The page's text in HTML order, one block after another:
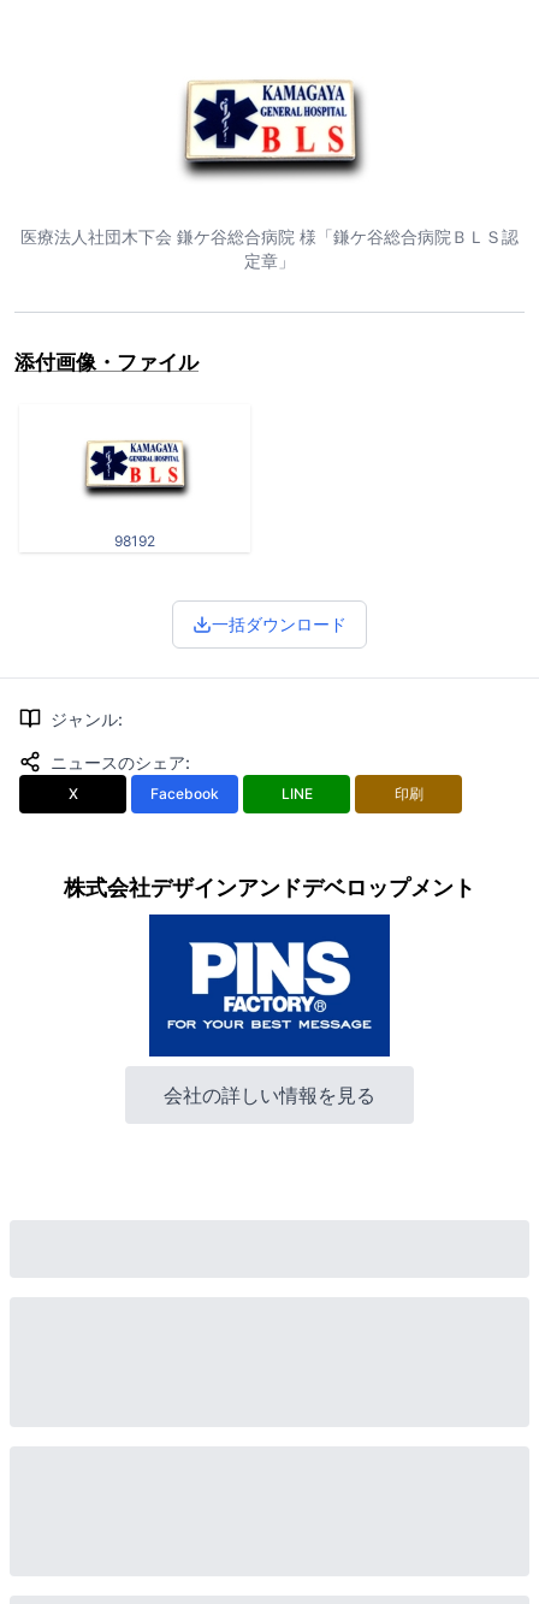
医療法人社団木下会 鎌ケ谷総合病院 様「鎌ケ谷総合病院ＢＬＳ認
定章」
添付画像・ファイル
98192
一括ダウンロード
ジャンル:
ニュースのシェア:
X Facebook LINE 印刷
株式会社デザインアンドデベロップメント
会社の詳しい情報を見る